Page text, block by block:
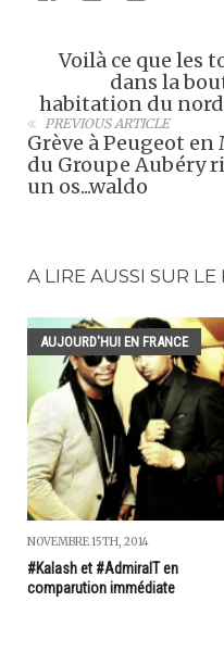
Voilà ce que les
dans la
habitation du
PREVIOUS ARTICLE
Grève à Peugeot
du Groupe Aubéry
un os...waldo
A LIRE AUSSI SUR
AUJOURD'HUI EN FRANCE
NOVEMBRE 15TH, 2014
#Kalash et #AdmiralT en
comparution immédiate